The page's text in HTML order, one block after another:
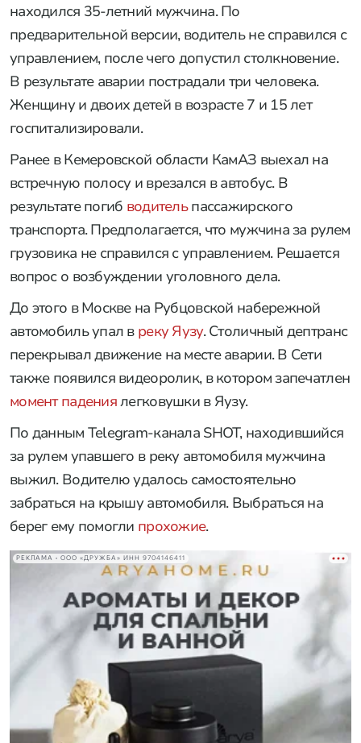
находился 35-летний мужчина. По
предварительной версии, водитель не справился с
управлением, после чего допустил столкновение.
В результате аварии пострадали три человека.
Женщину и двоих детей в возрасте 7 и 15 лет
госпитализировали.
Ранее в Кемеровской области КамАЗ выехал на
встречную полосу и врезался в автобус. В
результате погиб водительпассажирского
транспорта. Предполагается, что мужчина за рулем
грузовика не справился с управлением. Решается
вопрос о возбуждении уголовного дела.
До этого в Москве на Рубцовской набережной
автомобиль упал в реку Яузу. Столичный дептранс
перекрывал движение на месте аварии. В Сети
также появился видеоролик, в котором запечатлен
момент падениялегковушки в Яузу.
По данным Telegram-канала SHOT, находившийся
за рулем упавшего в реку автомобиля мужчина
выжил. Водителю удалось самостоятельно
забраться на крышу автомобиля. Выбраться на
берег ему помогли прохожие.
РЕКЛАМА • ООО «ДРУЖБА» ИНН 9704146411